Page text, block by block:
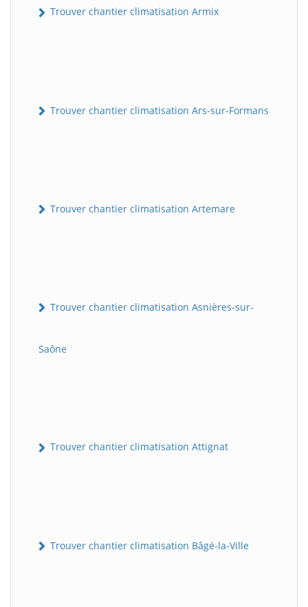
Trouver chantier climatisation Armix
Trouver chantier climatisation Ars-sur-Formans
Trouver chantier climatisation Artemare
Trouver chantier climatisation Asnières-sur-
Saône
Trouver chantier climatisation Attignat
Trouver chantier climatisation Bâgé-la-Ville